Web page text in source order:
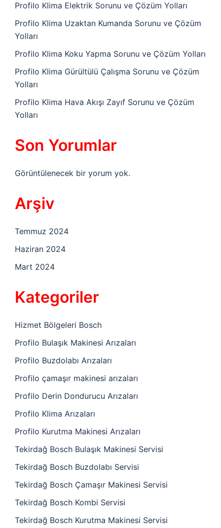
Profilo Klima Elektrik Sorunu ve Çözüm Yolları
Profilo Klima Uzaktan Kumanda Sorunu ve Çözüm
Yolları
Profilo Klima Koku Yapma Sorunu ve Çözüm Yolları
Profilo Klima Gürültülü Çalışma Sorunu ve Çözüm
Yolları
Profilo Klima Hava Akışı Zayıf Sorunu ve Çözüm
Yolları
Son Yorumlar
Görüntülenecek bir yorum yok.
Arşiv
Temmuz 2024
Haziran 2024
Mart 2024
Kategoriler
Hizmet Bölgeleri Bosch
Profilo Bulaşık Makinesi Arızaları
Profilo Buzdolabı Arızaları
Profilo çamaşır makinesi arızaları
Profilo Derin Dondurucu Arızaları
Profilo Klima Arızaları
Profilo Kurutma Makinesi Arızaları
Tekirdağ Bosch Bulaşık Makinesi Servisi
Tekirdağ Bosch Buzdolabı Servisi
Tekirdağ Bosch Çamaşır Makinesi Servisi
Tekirdağ Bosch Kombi Servisi
Tekirdağ Bosch Kurutma Makinesi Servisi